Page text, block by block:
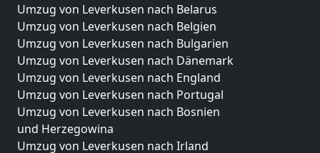
Umzug von Leverkusen nach Belarus
Umzug von Leverkusen nach Belgien
Umzug von Leverkusen nach Bulgarien
Umzug von Leverkusen nach Dänemark
Umzug von Leverkusen nach England
Umzug von Leverkusen nach Portugal
Umzug von Leverkusen nach Bosnien
und Herzegowina
Umzug von Leverkusen nach Irland